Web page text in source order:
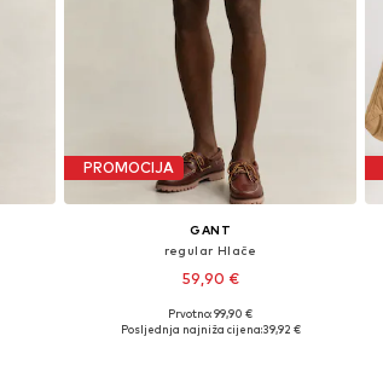
PROMOCIJA
GANT
regular Hlače
59,90 €
+ 2
Dostupne veličine: 35-36, 38
Prvotno: 99,90 €
Posljednja najniža cijena:39,92 €